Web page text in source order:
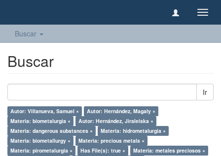
Buscar
Buscar
Ir
Autor: Villanueva, Samuel ×
Autor: Hernández, Magaly ×
Materia: biometalurgia ×
Autor: Hernández, Jiraleiska ×
Materia: dangerous substances ×
Materia: hidrometalurgia ×
Materia: biometallurgy ×
Materia: precious metals ×
Materia: pirometalurgia ×
Has File(s): true ×
Materia: metales preciosos ×